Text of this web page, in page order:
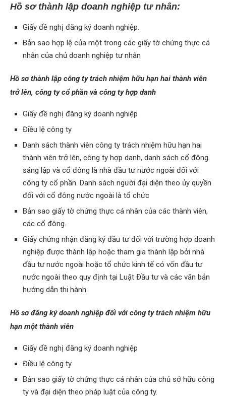
Hồ sơ thành lập doanh nghiệp tư nhân:
Giấy đề nghị đăng ký doanh nghiệp.
Bản sao hợp lệ của một trong các giấy tờ chứng thực cá
nhân của chủ doanh nghiệp tư nhân
Hồ sơ thành lập công ty trách nhiệm hữu hạn hai thành viên
trở lên, công ty cổ phần và công ty hợp danh
Giấy đề nghị đăng ký doanh nghiệp
Điều lệ công ty
Danh sách thành viên công ty trách nhiệm hữu hạn hai
thành viên trở lên, công ty hợp danh, danh sách cổ đông
sáng lập và cổ đông là nhà đầu tư nước ngoài đối với
công ty cổ phần. Danh sách người đại diện theo ủy quyền
đối với cổ đông nước ngoài là tổ chức
Bản sao giấy tờ chứng thực cá nhân của các thành viên,
các cổ đông.
Giấy chứng nhận đăng ký đầu tư đối với trường hợp doanh
nghiệp được thành lập hoặc tham gia thành lập bởi nhà
đầu tư nước ngoài hoặc tổ chức kinh tế có vốn đầu tư
nước ngoài theo quy định tại Luật Đầu tư và các văn bản
hướng dẫn thi hành
Hồ sơ đăng ký doanh nghiệp đối với công ty trách nhiệm hữu
hạn một thành viên
Giấy đề nghị đăng ký doanh nghiệp
Điều lệ công ty
Bản sao giấy tờ chứng thực cá nhân của chủ sở hữu công
ty và đại diện theo pháp luật của công ty.